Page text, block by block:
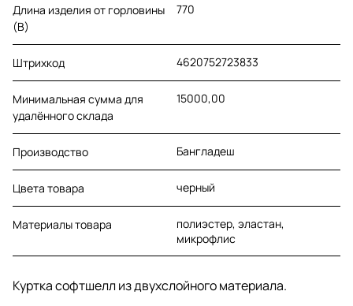
Длина изделия от горловины
(B)
770
Штрихкод 4620752723833
Минимальная сумма для
удалённого склада
15000,00
Производство Бангладеш
Цвета товара черный
Материалы товара
полиэстер, эластан,
микрофлис
Куртка софтшелл из двухслойного материала.